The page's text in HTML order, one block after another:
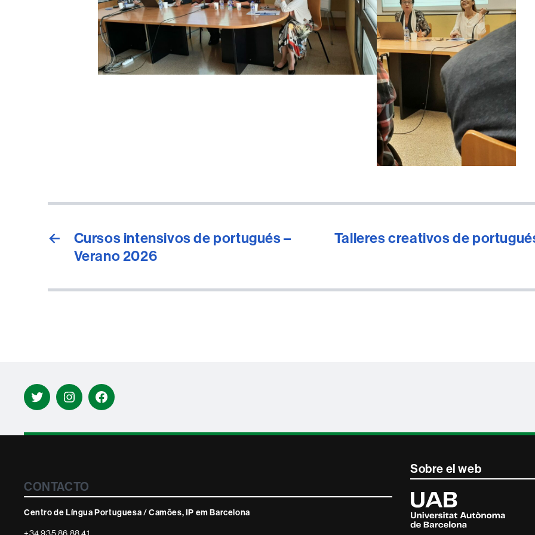
←
Cursos intensivos de portugués –
Verano 2026
Talleres creativos de
TwitterInstagramFacebook
informació
CONTACTO
Centro de Língua Portuguesa / Camões, IP em Barcelona
Sobre el web
Universitat
Autònoma
de
Barcelona